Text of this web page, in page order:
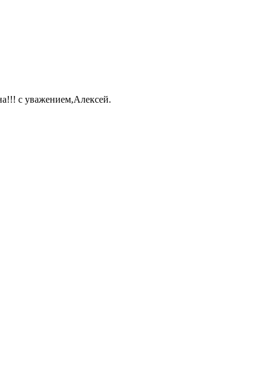
с уважением,Алексей.